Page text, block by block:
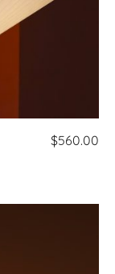
$560.00